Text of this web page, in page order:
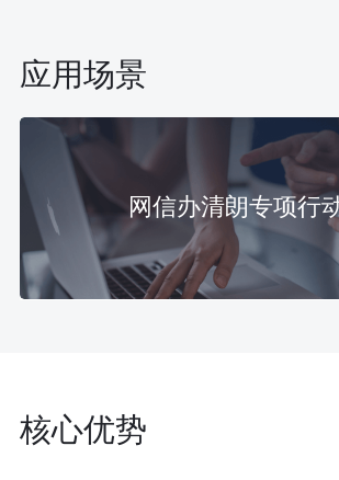
AIGC内容风控
应用场景
网信办清朗专项行
核心优势